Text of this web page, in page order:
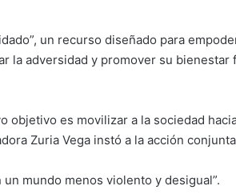
un recurso diseñado para
la adversidad y promover su bienestar
objetivo es movilizar a la sociedad
Zuria Vega instó a la acción
mundo menos violento y desigual”.